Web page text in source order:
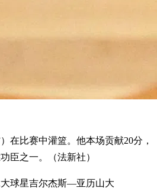
在比赛中灌篮。他本场贡献20分，
臣之一。（法新社）
球星吉尔杰斯—亚历山大